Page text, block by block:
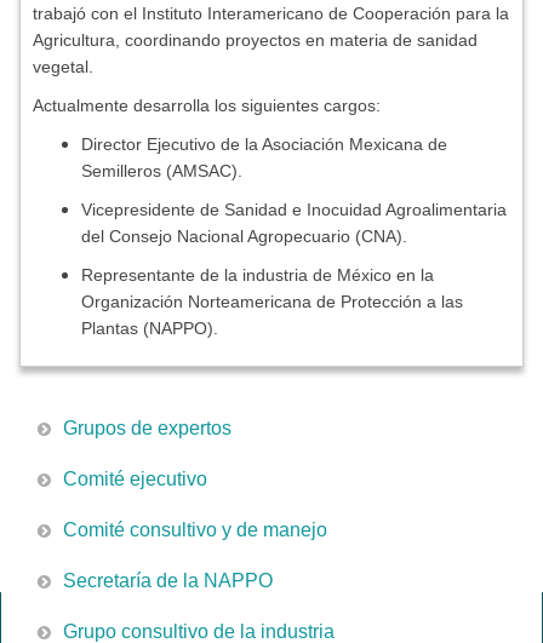
trabajó con el Instituto Interamericano de Cooperación para la
Agricultura, coordinando proyectos en materia de sanidad
vegetal.
Actualmente desarrolla los siguientes cargos:
Director Ejecutivo de la Asociación Mexicana de
Semilleros (AMSAC).
Vicepresidente de Sanidad e Inocuidad Agroalimentaria
del Consejo Nacional Agropecuario (CNA).
Representante de la industria de México en la
Organización Norteamericana de Protección a las
Plantas (NAPPO).
Grupos de expertos
Comité ejecutivo
Comité consultivo y de manejo
Secretaría de la NAPPO
Grupo consultivo de la industria